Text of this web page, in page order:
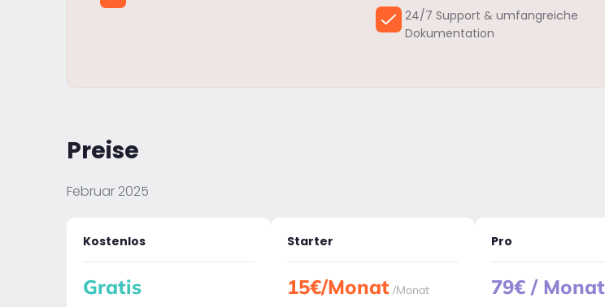
24/7 Support & umfangreiche
Dokumentation
Preise
Februar 2025
Kostenlos
Gratis
Starter
15€/Monat/Monat
Pro
79€ / Monat